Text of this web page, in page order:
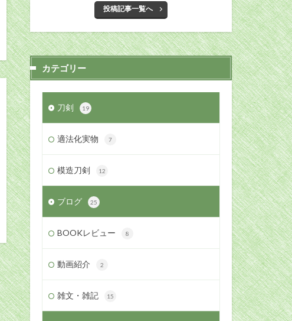
投稿記事一覧へ
カテゴリー
刀剣 19
適法化実物 7
模造刀剣 12
ブログ 25
BOOKレビュー 8
動画紹介 2
雑文・雑記 15